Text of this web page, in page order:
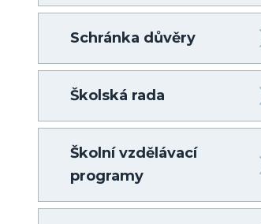
Schránka důvěry
Školská rada
Školní vzdělávací
programy